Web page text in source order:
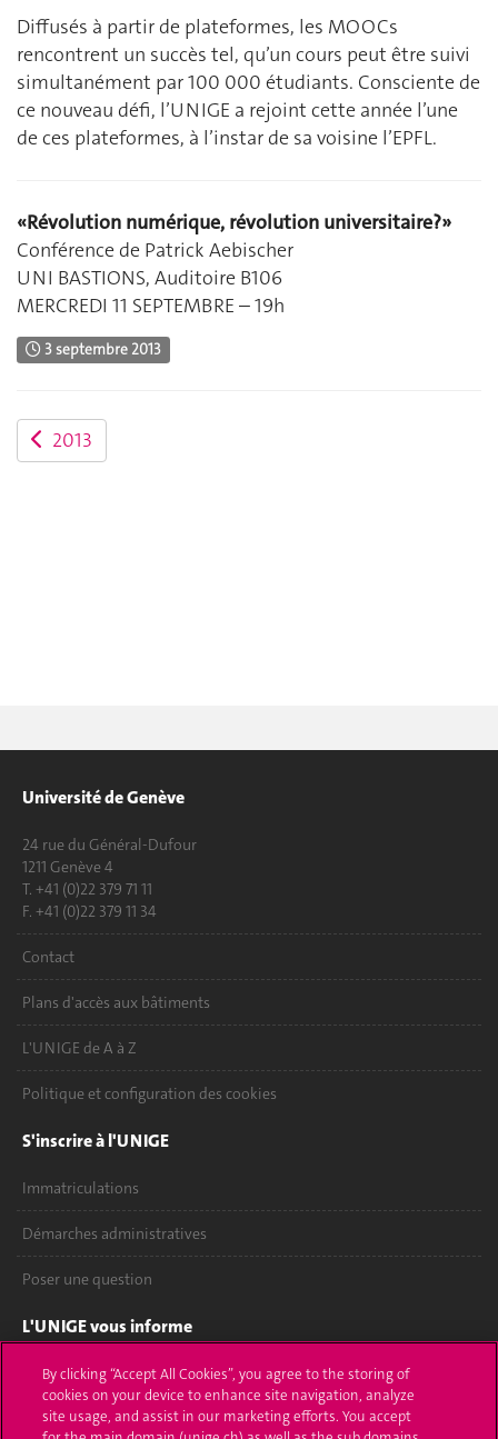
Diffusés à partir de plateformes, les MOOCs
rencontrent un succès tel, qu’un cours peut être suivi
simultanément par 100 000 étudiants. Consciente de
ce nouveau défi, l’UNIGE a rejoint cette année l’une
de ces plateformes, à l’instar de sa voisine l’EPFL.
«Révolution numérique, révolution universitaire?»
Conférence de Patrick Aebischer
UNI BASTIONS, Auditoire B106
MERCREDI 11 SEPTEMBRE – 19h
3 septembre 2013
2013
Université de Genève
24 rue du Général-Dufour
1211 Genève 4
T. +41 (0)22 379 71 11
F. +41 (0)22 379 11 34
Contact
Plans d'accès aux bâtiments
L'UNIGE de A à Z
Politique et configuration des cookies
S'inscrire à l'UNIGE
Immatriculations
Démarches administratives
Poser une question
L'UNIGE vous informe
UNIGE Mobile
Médias
By clicking “Accept All Cookies”, you agree to the storing of
cookies on your device to enhance site navigation, analyze
site usage, and assist in our marketing efforts. You accept